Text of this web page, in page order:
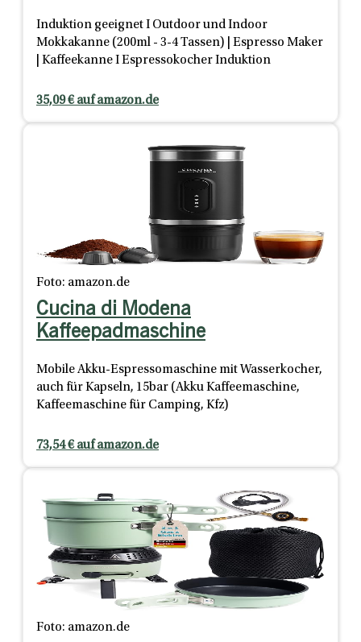
Induktion geeignet I Outdoor und Indoor
Mokkakanne (200ml - 3-4 Tassen) | Espresso Maker
| Kaffeekanne I Espressokocher Induktion
35,09 € auf amazon.de
Foto: amazon.de
Cucina di Modena
Kaffeepadmaschine
Mobile Akku-Espressomaschine mit Wasserkocher,
auch für Kapseln, 15bar (Akku Kaffeemaschine,
Kaffeemaschine für Camping, Kfz)
73,54 € auf amazon.de
Foto: amazon.de